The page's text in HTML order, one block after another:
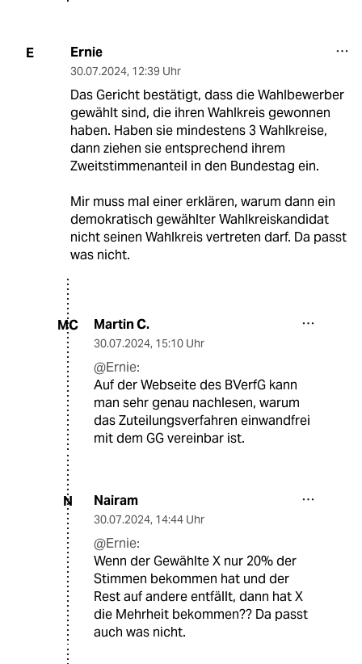
E Ernie
30.07.2024, 12:39 Uhr
Das Gericht bestätigt, dass die Wahlbewerber
gewählt sind, die ihren Wahlkreis gewonnen
haben. Haben sie mindestens 3 Wahlkreise,
dann ziehen sie entsprechend ihrem
Zweitstimmenanteil in den Bundestag ein.
Mir muss mal einer erklären, warum dann ein
demokratisch gewählter Wahlkreiskandidat
nicht seinen Wahlkreis vertreten darf. Da passt
was nicht.
MC Martin C.
30.07.2024, 15:10 Uhr
@Ernie:
Auf der Webseite des BVerfG kann
man sehr genau nachlesen, warum
das Zuteilungsverfahren einwandfrei
mit dem GG vereinbar ist.
N Nairam
30.07.2024, 14:44 Uhr
@Ernie:
Wenn der Gewählte X nur 20% der
Stimmen bekommen hat und der
Rest auf andere entfällt, dann hat X
die Mehrheit bekommen?? Da passt
auch was nicht.